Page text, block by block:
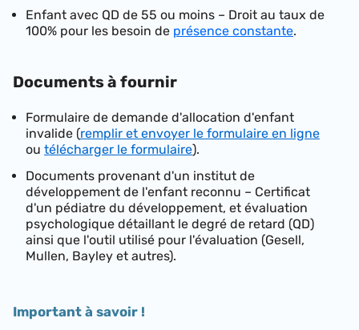
Enfant avec QD de 55 ou moins – Droit au taux de
100% pour les besoin de présence constante.
Documents à fournir
Formulaire de demande d'allocation d'enfant
invalide (remplir et envoyer le formulaire en ligne
ou télécharger le formulaire).
Documents provenant d'un institut de
développement de l'enfant reconnu – Certificat
d'un pédiatre du développement, et évaluation
psychologique détaillant le degré de retard (QD)
ainsi que l'outil utilisé pour l'évaluation (Gesell,
Mullen, Bayley et autres).
Important à savoir !